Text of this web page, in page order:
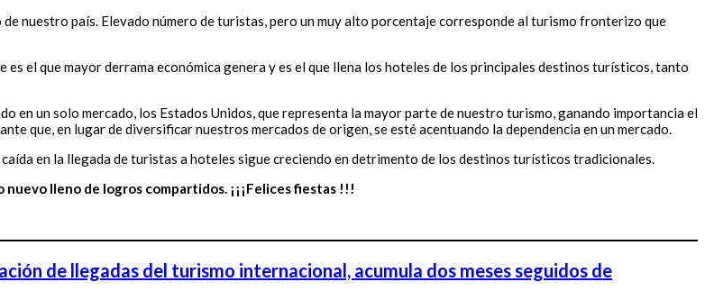
nuestro país. Elevado número de turistas, pero un muy alto porcentaje corresponde al turismo fronterizo que
el que mayor derrama económica genera y es el que llena los hoteles de los principales destinos turísticos, tanto
en un solo mercado, los Estados Unidos, que representa la mayor parte de nuestro turismo, ganando importancia el
que, en lugar de diversificar nuestros mercados de origen, se esté acentuando la dependencia en un mercado.
en la llegada de turistas a hoteles sigue creciendo en detrimento de los destinos turísticos tradicionales.
nuevo lleno de logros compartidos. ¡¡¡Felices fiestas !!!
de llegadas del turismo internacional, acumula dos meses seguidos de